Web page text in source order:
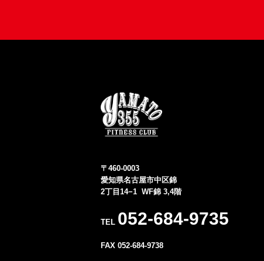
なぜ“今”始めるべきなのか？
① 身体はゆっくり変わる
〒460-0003
愛知県名古屋市中区錦
2丁目14−1 WF錦 3,4階
TEL 052-684-9735
FAX 052-684-9738